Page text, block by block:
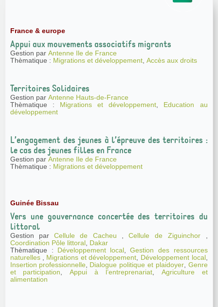
France & europe
Appui aux mouvements associatifs migrants
Gestion par Antenne Ile de France
Thèmatique : Migrations et développement Accès aux droits
Territoires Solidaires
Gestion par Antenne Hauts-de-France
Thèmatique : Migrations et développement
Education au
développement
L’engagement des jeunes à l’épreuve des territoires :
le cas des jeunes filles en France
Gestion par Antenne Ile de France
Thèmatique : Migrations et développement
Guinée Bissau
Vers une gouvernance concertée des territoires du
littoral
Gestion par Cellule de Cacheu Cellule de Ziguinchor
Coordination Pôle littoral Dakar
Thèmatique : Développement local
Gestion des ressources
naturelles
Migrations et développement Développement local
Insertion professionnelle Dialogue politique et plaidoyer Genre
et participation
Appui à l’entreprenariat
Agriculture et
alimentation